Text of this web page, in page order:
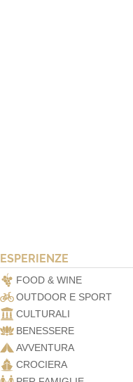
ESPERIENZE
FOOD & WINE
OUTDOOR E SPORT
CULTURALI
BENESSERE
AVVENTURA
CROCIERA